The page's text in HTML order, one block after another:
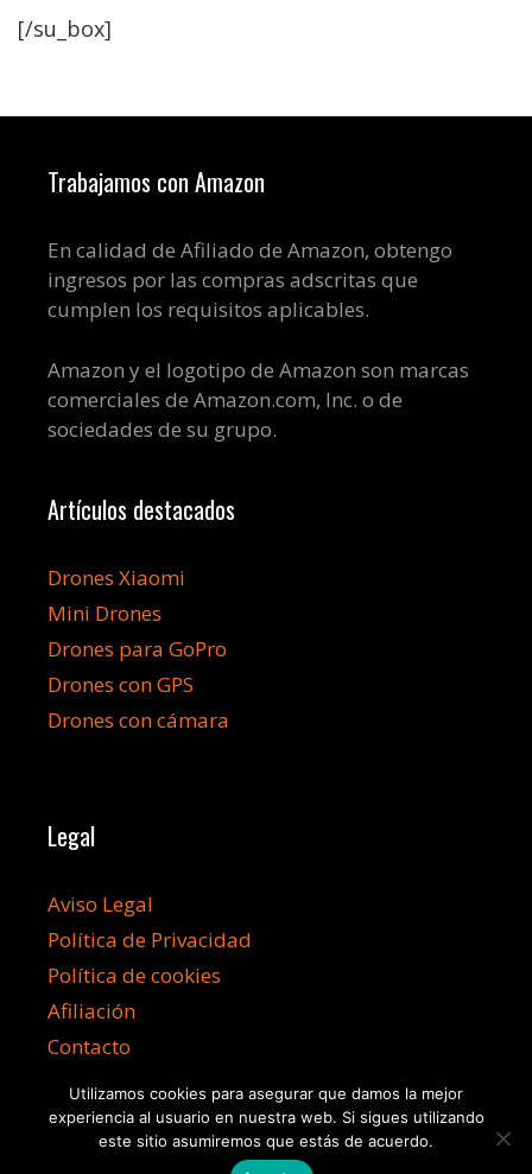
[/su_box]
Trabajamos con Amazon
En calidad de Afiliado de Amazon, obtengo
ingresos por las compras adscritas que
cumplen los requisitos aplicables.
Amazon y el logotipo de Amazon son marcas
comerciales de Amazon.com, Inc. o de
sociedades de su grupo.
Artículos destacados
Drones Xiaomi
Mini Drones
Drones para GoPro
Drones con GPS
Drones con cámara
Legal
Aviso Legal
Política de Privacidad
Política de cookies
Afiliación
Contacto
Utilizamos cookies para asegurar que damos la mejor
experiencia al usuario en nuestra web. Si sigues utilizando
este sitio asumiremos que estás de acuerdo.